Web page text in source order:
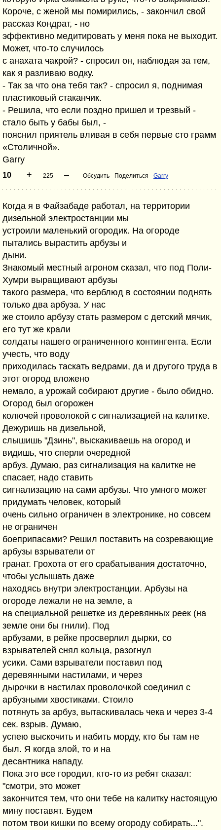
Короче, с женой мы помирились, - закончил свой
рассказ Кондрат, - но
эффективно медитировать у меня пока не выходит.
Может, что-то случилось
с анахата чакрой? - спросил он, наблюдая за тем,
как я разливаю водку.
- Так за что она тебя так? - спросил я, поднимая
пластиковый стаканчик.
- Решила, что если поздно пришел и трезвый -
стало быть у бабы был, -
пояснил приятель вливая в себя первые сто грамм
«Столичной».
Garry
10 + 225 – Обсудить Поделиться Garry
Когда я в Файзабаде работал, на территории
дизельной электростанции мы
устроили маленький огородик. На огороде
пытались вырастить арбузы и
дыни.
Знакомый местный агроном сказал, что под Поли-
Хумри выращивают арбузы
такого размера, что верблюд в состоянии поднять
только два арбуза. У нас
же стоило арбузу стать размером с детский мячик,
его тут же крали
солдаты нашего ограниченного контингента. Если
учесть, что воду
приходилась таскать ведрами, да и другого труда в
этот огород вложено
немало, а урожай собирают другие - было обидно.
Огород был огорожен
колючей проволокой с сигнализацией на калитке.
Дежуришь на дизельной,
слышишь "Дзинь", выскакиваешь на огород и
видишь, что сперли очередной
арбуз. Думаю, раз сигнализация на калитке не
спасает, надо ставить
сигнализацию на сами арбузы. Что умного может
придумать человек, который
очень сильно ограничен в электронике, но совсем
не ограничен
боеприпасами? Решил поставить на созревающие
арбузы взрыватели от
гранат. Грохота от его срабатывания достаточно,
чтобы услышать даже
находясь внутри электростанции. Арбузы на
огороде лежали не на земле, а
на специальной решетке из деревянных реек (на
земле они бы гнили). Под
арбузами, в рейке просверлил дырки, со
взрывателей снял кольца, разогнул
усики. Сами взрыватели поставил под
деревянными настилами, и через
дырочки в настилах проволочкой соединил с
арбузными хвостиками. Стоило
потянуть за арбуз, вытаскивалась чека и через 3-4
сек. взрыв. Думаю,
успею выскочить и набить морду, кто бы там не
был. Я когда злой, то и на
десантника нападу.
Пока это все городил, кто-то из ребят сказал:
"смотри, это может
закончится тем, что они тебе на калитку настоящую
мину поставят. Будем
потом твои кишки по всему огороду собирать...".